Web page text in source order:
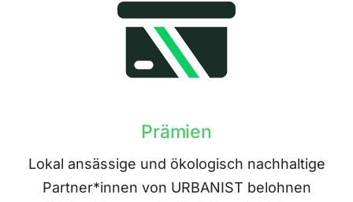
Prämien
Lokal ansässige und ökologisch nachhaltige
Partner*innen von URBANIST belohnen